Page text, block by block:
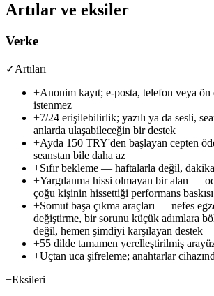
Artılar ve eksiler
Verke
✓Artıları
+Anonim kayıt; e-posta, telefon veya ön
istenmez
+7/24 erişilebilirlik; yazılı ya da sesli,
anlarda ulaşabileceğin bir destek
+Ayda 150 TRY'den başlayan cepten
seanstan bile daha az
+Sıfır bekleme — haftalarla değil,
+Yargılanma hissi olmayan bir alan —
çoğu kişinin hissettiği performans
+Somut başa çıkma araçları — nefes
değiştirme, bir sorunu küçük adımlara
değil, hemen şimdiyi karşılayan destek
+55 dilde tamamen yerelleştirilmiş
+Uçtan uca şifreleme; anahtarlar
−Eksileri